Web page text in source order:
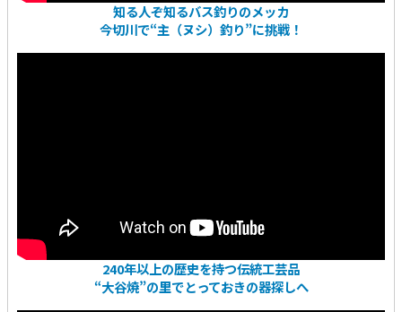
知る人ぞ知るバス釣りのメッカ
今切川で“主（ヌシ）釣り”に挑戦！
240年以上の歴史を持つ伝統工芸品
“大谷焼”の里でとっておきの器探しへ